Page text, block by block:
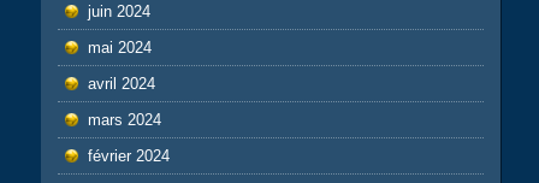
juin 2024
mai 2024
avril 2024
mars 2024
février 2024